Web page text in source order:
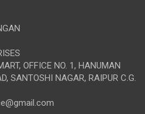
OFFICE NO. 1, HANUMAN
SANTOSHI NAGAR, RAIPUR C.G.